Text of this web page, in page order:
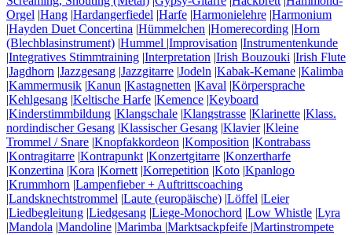
Orgel |Hang |Hardangerfiedel |Harfe |Harmonielehre |Harmonium
|Hayden Duet Concertina |Hümmelchen |Homerecording |Horn
(Blechblasinstrument) |Hummel |Improvisation |Instrumentenkunde
|Integratives Stimmtraining |Interpretation |Irish Bouzouki |Irish Flute
|Jagdhorn |Jazzgesang |Jazzgitarre |Jodeln |Kabak-Kemane |Kalimba
|Kammermusik |Kanun |Kastagnetten |Kaval |Körpersprache
|Kehlgesang |Keltische Harfe |Kemence |Keyboard
|Kinderstimmbildung |Klangschale |Klangstrasse |Klarinette |Klass.
nordindischer Gesang |Klassischer Gesang |Klavier|Kleine
Trommel / Snare |Knopfakkordeon |Komposition |Kontrabass
|Kontragitarre |Kontrapunkt|Konzertgitarre |Konzertharfe
|Konzertina |Kora |Kornett|Korrepetition |Koto |Kpanlogo
|Krummhorn |Lampenfieber + Auftrittscoaching
|Landsknechtstrommel |Laute (europäische) |Löffel |Leier
|Liedbegleitung |Liedgesang |Liege-Monochord |Low Whistle |Lyra
|Mandola |Mandoline |Marimba |Marktsackpfeife |Martinstrompete